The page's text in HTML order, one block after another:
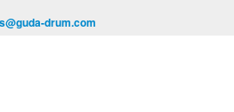
drum.com